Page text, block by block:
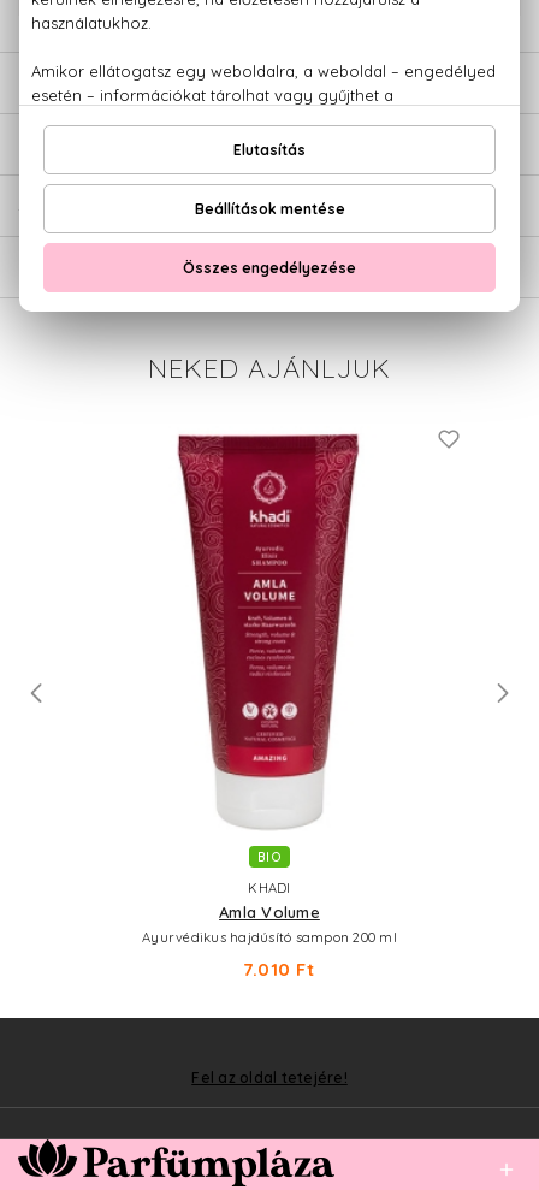
LEÍRÁS
NEKED AJÁNLJUK
BIO
KHADI
Amla Volume
Ayurvédikus hajdúsító sampon 200 ml
7.010 Ft
Fel az oldal tetejére!